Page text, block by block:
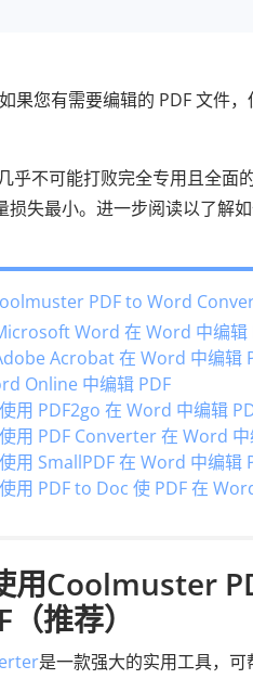
果您有需要编辑的 PDF 文件
乎不可能打败完全专用且全
失最小。进一步阅读以了解
PDF to Word
Word 在 Word 中编辑
Acrobat 在 Word 中编辑
Online 中编辑 PDF
用 PDF2go 在 Word 中编辑
用 PDF Converter 在 Word 中
用 SmallPDF 在 Word 中编辑
用 PDF to Doc 使 PDF 在
用Coolmuster
推荐）
是一款强大的实用工具，